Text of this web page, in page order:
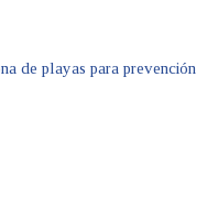
de playas para prevención